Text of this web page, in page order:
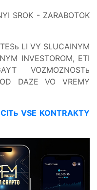
SROK - ZARABOTOK
LI VY SLUCAINYM
INVESTOROM, ETI
VOZMOZNOSTь
DAZE VO VREMY
VSE KONTRAKTY